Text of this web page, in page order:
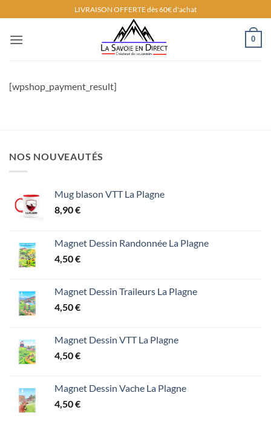
au
contenu
LIVRAISON OFFERTE dès 60€ d'achat
0
[wpshop_payment_result]
NOS NOUVEAUTÉS
Mug blason VTT La Plagne
8,90€
Magnet Dessin Randonnée La Plagne
4,50€
Magnet Dessin Traileurs La Plagne
4,50€
Magnet Dessin VTT La Plagne
4,50€
Magnet Dessin Vache La Plagne
4,50€